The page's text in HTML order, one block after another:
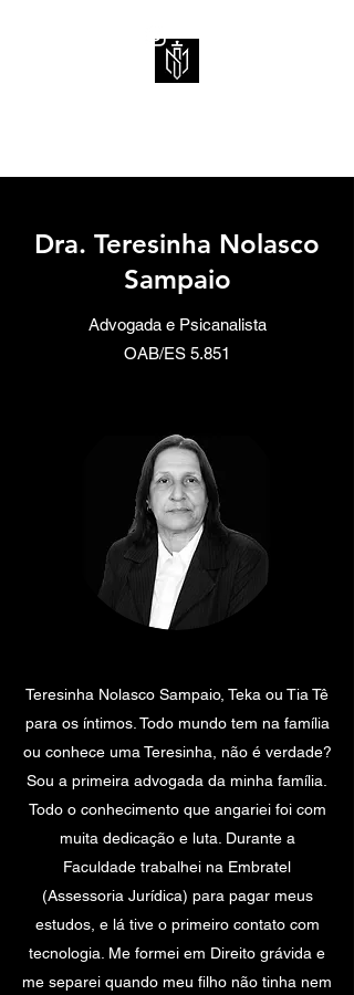
Dra. Teresinha Nolasco
Sampaio
Advogada e Psicanalista
OAB/ES 5.851
Teresinha Nolasco Sampaio, Teka ou Tia Tê
para os íntimos. Todo mundo tem na família
ou conhece uma Teresinha, não é verdade?
Sou a primeira advogada da minha família.
Todo o conhecimento que angariei foi com
muita dedicação e luta. Durante a
Faculdade trabalhei na Embratel
(Assessoria Jurídica) para pagar meus
estudos, e lá tive o primeiro contato com
tecnologia. Me formei em Direito grávida e
me separei quando meu filho não tinha nem